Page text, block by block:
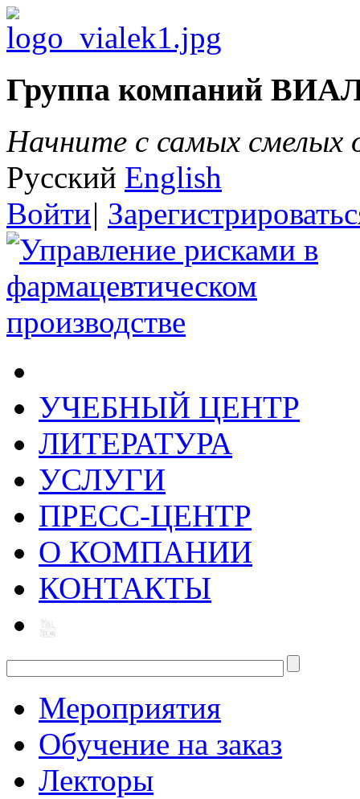
Группа компаний
Начните с самых
Русский English
Войти|
УЧЕБНЫЙ ЦЕНТР
ЛИТЕРАТУРА
УСЛУГИ
ПРЕСС-ЦЕНТР
О КОМПАНИИ
КОНТАКТЫ
Мероприятия
Обучение на заказ
Лекторы